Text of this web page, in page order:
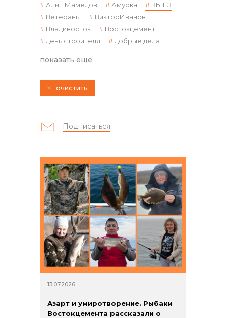
реализация неликвидов
контакты отдела закупок
Контакты
АлишМамедов
Амурка
ВБЩЗ
Ветераны
ВикторИванов
Владивосток
Востокцемент
день строителя
добрые дела
показать еще
Подписаться
очистить
13.07.2026
Азарт и умиротворение. Рыбаки
Востокцемента рассказали о